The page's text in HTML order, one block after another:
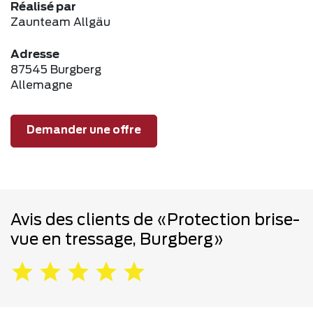
Réalisé par
Zaunteam Allgäu
Adresse
87545 Burgberg
Allemagne
Demander une offre
Avis des clients de «Protection brise-
vue en tressage, Burgberg»